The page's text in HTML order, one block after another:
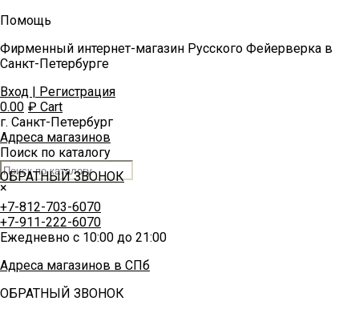
Помощь
Фирменный интернет-магазин Русского Фейерверка в
Санкт-Петербурге
Вход | Регистрация
0.00 ₽ Cart
г. Санкт-Петербург
Адреса магазинов
Поиск по каталогу
×
ОБРАТНЫЙ ЗВОНОК
+7-812-703-6070
+7-911-222-6070
Ежедневно с 10:00 до 21:00
Адреса магазинов в СПб
ОБРАТНЫЙ ЗВОНОК